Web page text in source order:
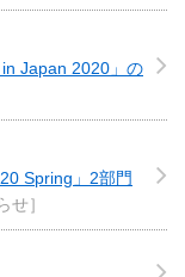
Japan 2020」の
Spring」2部門
せ］